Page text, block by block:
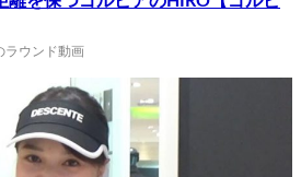
ラウンド動画